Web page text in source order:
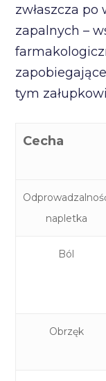
zwłaszcza
zapalnych –
tym
Cecha
napletka
Ból
Obrzęk